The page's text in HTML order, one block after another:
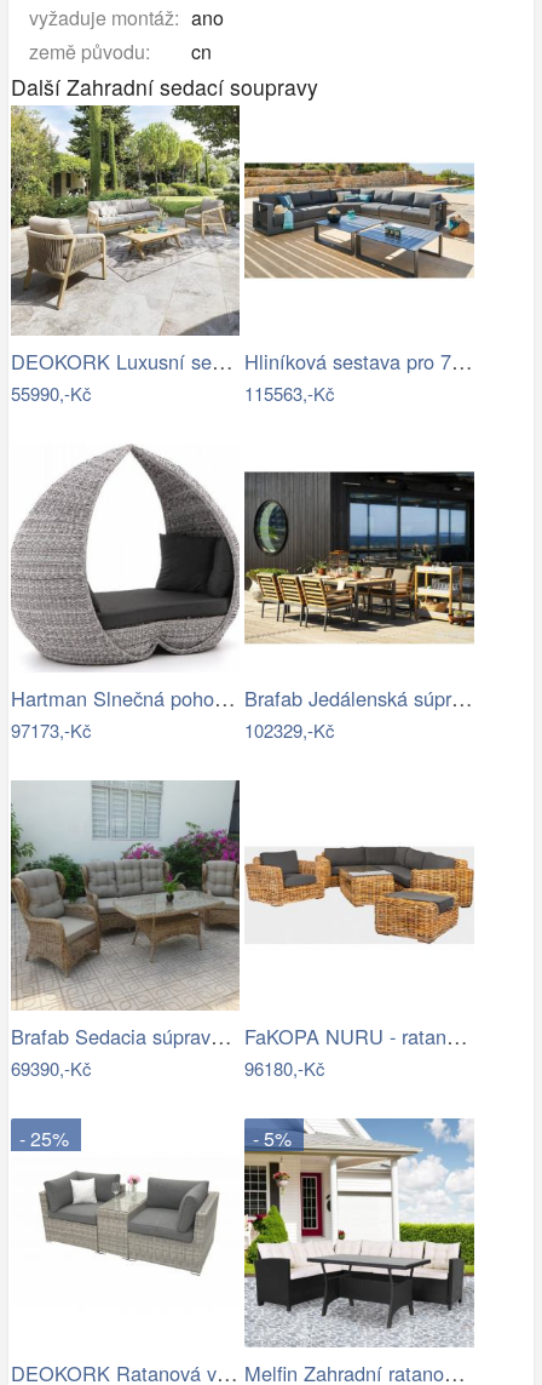
vyžaduje montáž: ano
země původu:
cn
Další Zahradní sedací soupravy
DEOKORK Luxusní sestava z akácie…
55990,-Kč
Hliníková sestava pro 7 osob MADRID …
115563,-Kč
Hartman Slnečná pohovka COSTA RICA Mdum
97173,-Kč
Brafab Jedálenská súprava ZALONGO Mdum
102329,-Kč
Brafab Sedacia súprava béžová ROSITA -…
69390,-Kč
FaKOPA NURU - ratanová sestava Marina…
96180,-Kč
- 25%
DEOKORK Ratanová variabilní sestava…
- 5%
Melfin Zahradní ratanová sestava…